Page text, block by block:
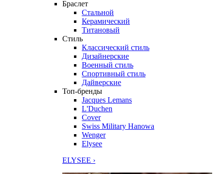
Браслет
Стальной
Керамический
Титановый
Стиль
Классический стиль
Дизайнерские
Военный стиль
Спортивный стиль
Дайверские
Топ-бренды
Jacques Lemans
L'Duchen
Cover
Swiss Military Hanowa
Wenger
Elysee
ELYSEE ›